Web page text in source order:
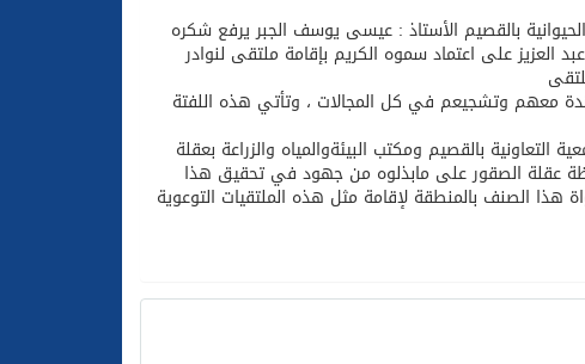
بالقصيم الأستاذ : عيسى يوسف الجبر يرفع شكره
على اعتماد سموه الكريم بإقامة ملتقى لنوادر
معهم وتشجيعم في كل المجالات ، وتأتي هذه اللفتة
بالقصيم ومكتب البيئةوالمياه والزراعة بعقلة
عقلة الصقور على مابذلوه من جهود في تحقيق هذا
الصنف بالمنطقة لإقامة مثل هذه الملتقيات التوعوية